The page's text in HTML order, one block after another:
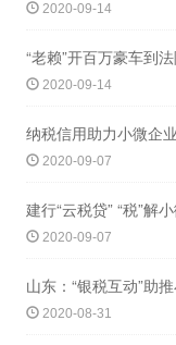
2020-09-14
“老赖”开百万豪车到
2020-09-14
纳税信用助力小微企
2020-09-07
建行“云税贷” “税”解
2020-09-07
山东：“银税互动”助
2020-08-31